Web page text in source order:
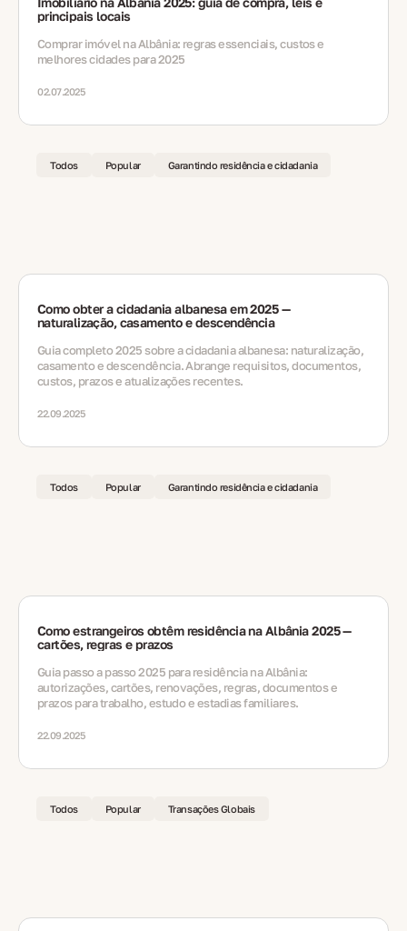
principais locais
Comprar imóvel na Albânia: regras essenciais, custos e
melhores cidades para 2025
02.07.2025
Todos Popular Garantindo residência e cidadania
Como obter a cidadania albanesa em 2025 —
naturalização, casamento e descendência
Guia completo 2025 sobre a cidadania albanesa: naturalização,
casamento e descendência. Abrange requisitos, documentos,
custos, prazos e atualizações recentes.
22.09.2025
Todos Popular Garantindo residência e cidadania
Como estrangeiros obtêm residência na Albânia 2025 —
cartões, regras e prazos
Guia passo a passo 2025 para residência na Albânia:
autorizações, cartões, renovações, regras, documentos e
prazos para trabalho, estudo e estadias familiares.
22.09.2025
Todos Popular Transações Globais